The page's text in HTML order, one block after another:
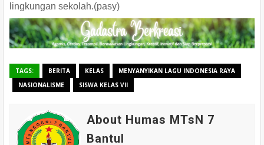
lingkungan sekolah.(pasy)
TAGS: BERITA KELAS
MENYANYIKAN LAGU INDONESIA RAYA
NASIONALISME
SISWA KELAS VII
About Humas MTsN 7
Bantul